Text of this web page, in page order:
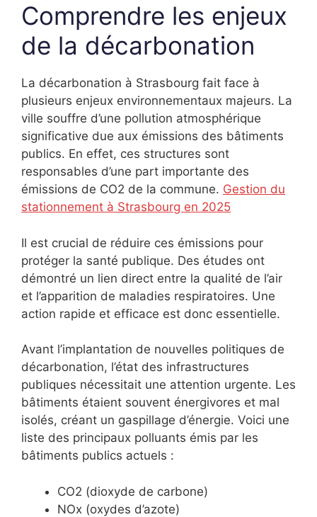
Comprendre les enjeux
de la décarbonation
La décarbonation à Strasbourg fait face à
plusieurs enjeux environnementaux majeurs. La
ville souffre d’une pollution atmosphérique
significative due aux émissions des bâtiments
publics. En effet, ces structures sont
responsables d’une part importante des
émissions de CO2 de la commune. Gestion du
stationnement à Strasbourg en 2025
Il est crucial de réduire ces émissions pour
protéger la santé publique. Des études ont
démontré un lien direct entre la qualité de l’air
et l’apparition de maladies respiratoires. Une
action rapide et efficace est donc essentielle.
Avant l’implantation de nouvelles politiques de
décarbonation, l’état des infrastructures
publiques nécessitait une attention urgente. Les
bâtiments étaient souvent énergivores et mal
isolés, créant un gaspillage d’énergie. Voici une
liste des principaux polluants émis par les
bâtiments publics actuels :
CO2 (dioxyde de carbone)
NOx (oxydes d’azote)